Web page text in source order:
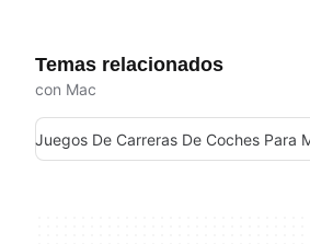
Temas relacionados
con Mac
Juegos De Carreras De Coches Para